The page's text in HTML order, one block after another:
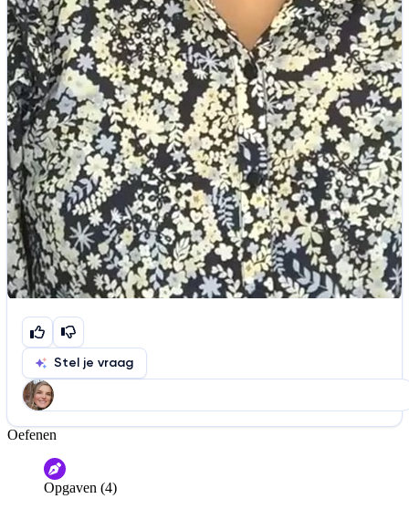
Stel je vraag
Help ons de video te verbeteren
De audio is slecht
Informatie is onjuist
Oefenen
Opgaven (4)